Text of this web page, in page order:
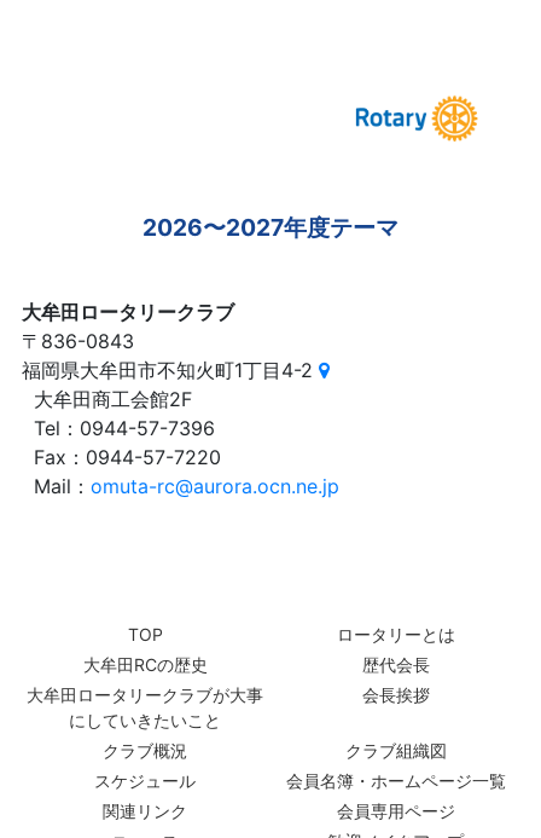
2026〜2027年度テーマ
大牟田ロータリークラブ
〒836-0843
福岡県大牟田市不知火町1丁目4-2
大牟田商工会館2F
Tel：0944-57-7396
Fax：0944-57-7220
Mail：omuta-rc@aurora.ocn.ne.jp
TOP
ロータリーとは
大牟田RCの歴史
歴代会長
大牟田ロータリークラブが大事
にしていきたいこと
会長挨拶
クラブ概況
クラブ組織図
スケジュール
会員名簿・ホームページ一覧
関連リンク
会員専用ページ